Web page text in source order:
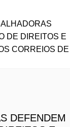
DEFENDEM